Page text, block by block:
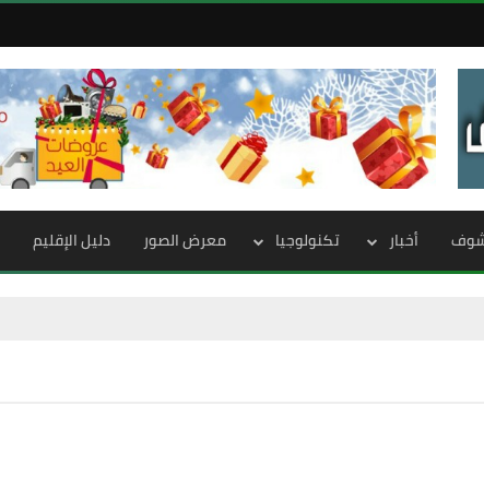
أخبار تكنولوجيا معرض الصور دليل الإقليم